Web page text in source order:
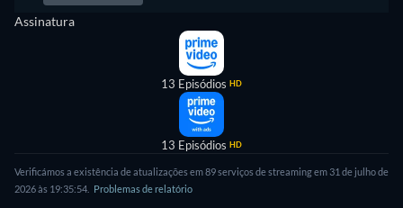
Assinatura
13 Episódios HD
13 Episódios HD
Verificámos a existência de atualizações em 89 serviços de streaming em 31 de julho de
2026 às 19:35:54.
Problemas de relatório